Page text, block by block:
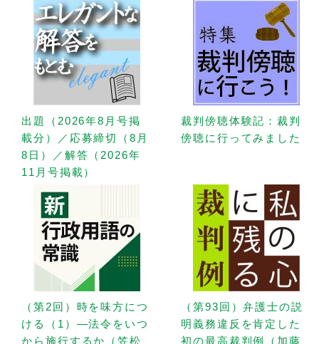
出題（2026年8月号掲
載分）／応募締切（8月
8日）／解答（2026年
11月号掲載）
裁判傍聴体験記：裁判
傍聴に行ってみました
（第2回）時を味方につ
ける（1）—法令をいつ
から施行するか（笠松
（第93回）弁護士の説
明義務違反を肯定した
初の最高裁判例（加藤